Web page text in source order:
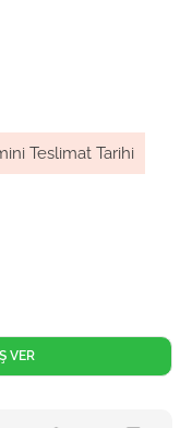
Teslimat Tarihi
VER